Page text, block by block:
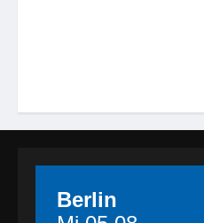
Berlin